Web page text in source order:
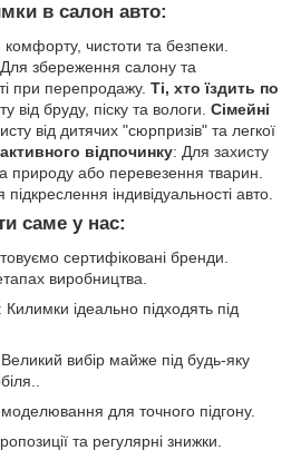
в салон авто:
чистоти та безпеки.
збереження салону та
при перепродажу. Ті, хто їздить по
від бруду, піску та вологи. Сімейні
від дитячих "сюрпризів" та легкої
відпочинку: Для захисту
природу або перевезення тварин.
підкреслення індивідуальності авто.
саме у нас:
сертифіковані бренди.
виробництва.
: Килимки ідеально підходять під
вибір майже під будь-яку
для точного підгону.
та регулярні знижки.